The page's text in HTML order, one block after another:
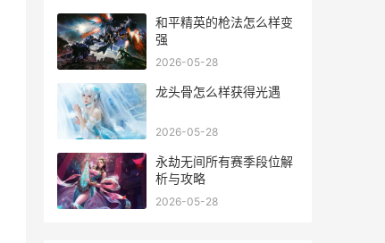
和平精英的枪法怎么样变
强
2026-05-28
龙头骨怎么样获得光遇
2026-05-28
永劫无间所有赛季段位解
析与攻略
2026-05-28